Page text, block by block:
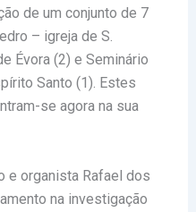
de um conjunto de 7
– igreja de S.
Évora (2) e Seminário
Santo (1). Estes
se agora na sua
e organista Rafael dos
na investigação